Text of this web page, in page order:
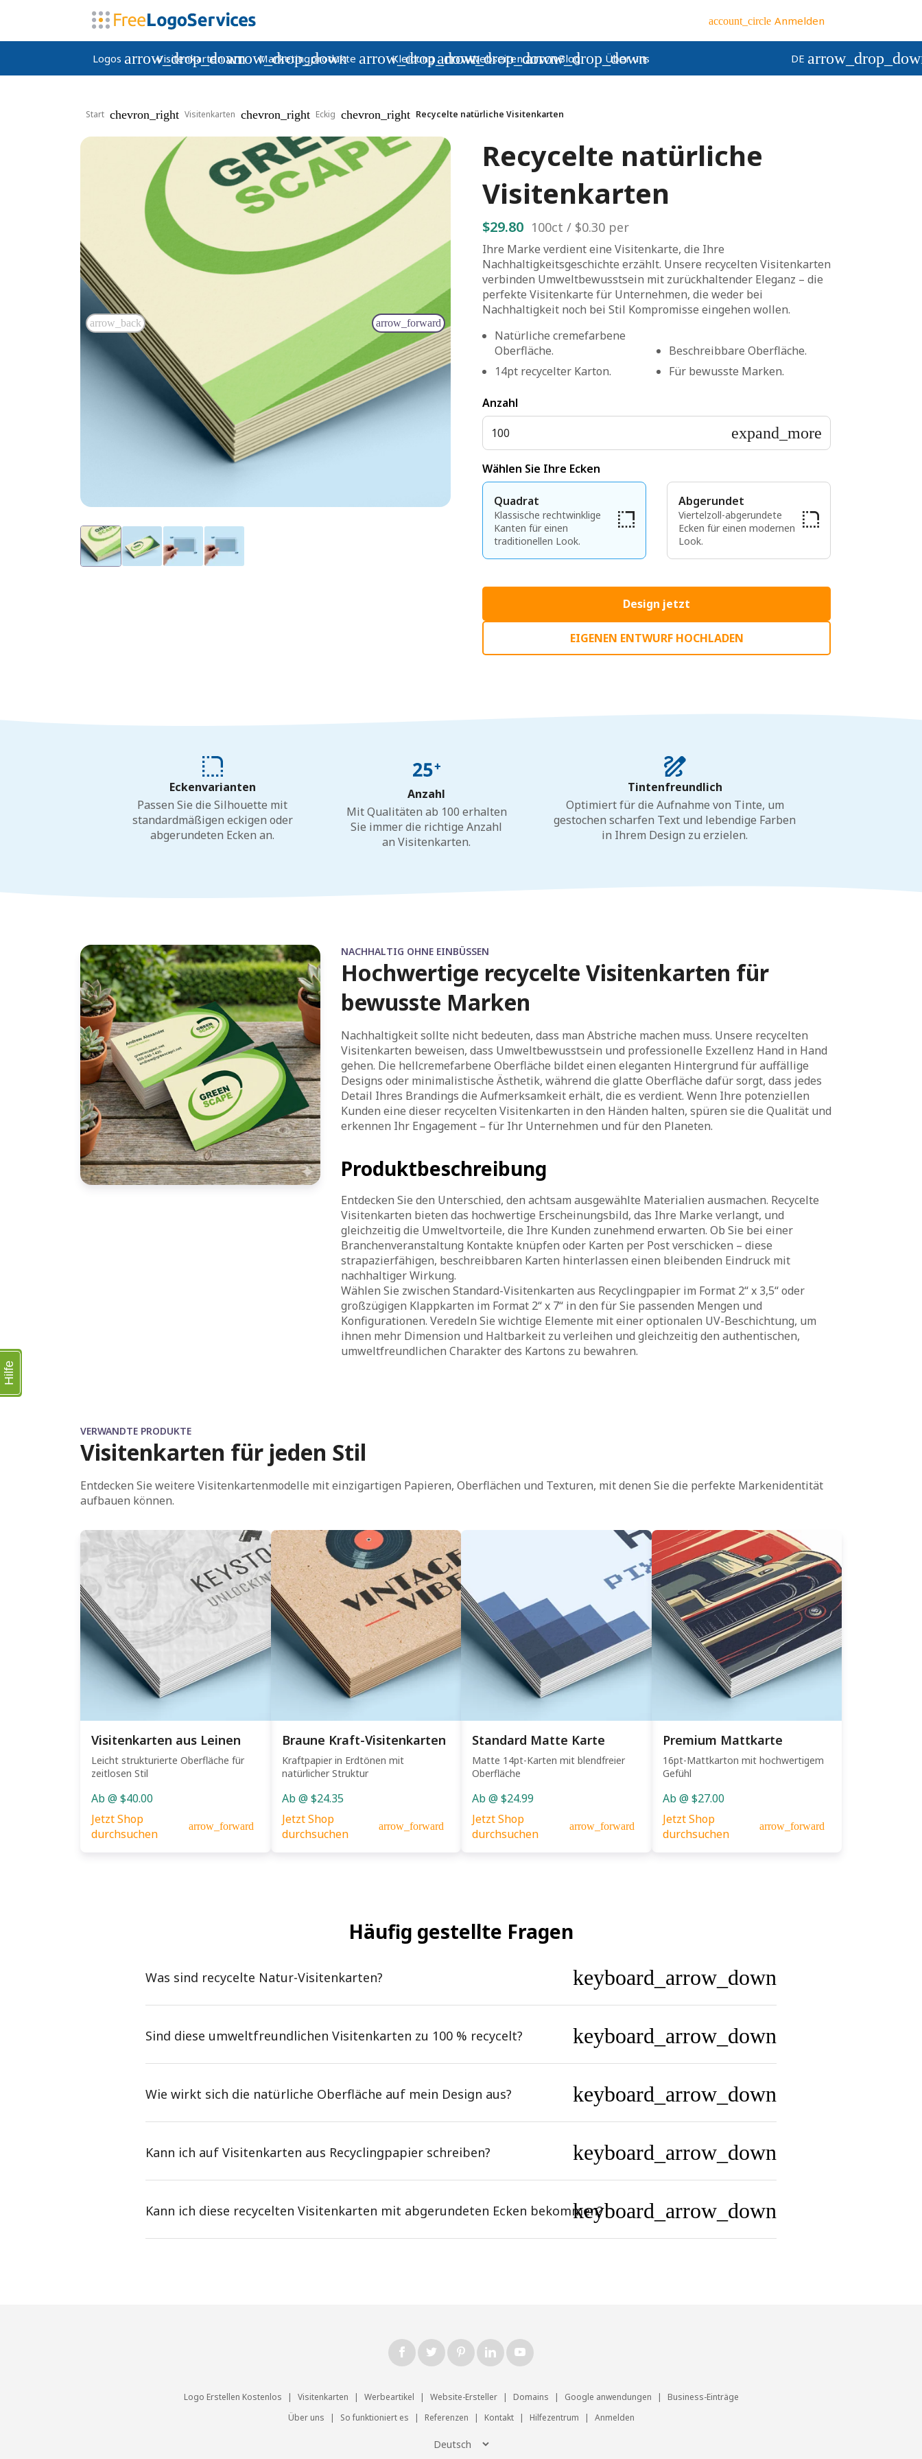
account_circle Anmelden
Logos arrow_drop_down
Visitenkarten arrow_drop_down
Marketingprodukte arrow_drop_down
Kleidung arrow_drop_down
Webseiten arrow_drop_down
Blog Über uns DE
Start chevron_right Visitenkarten chevron_right Eckig chevron_right Recycelte natürliche Visitenkarten
arrow_back arrow_forward
Recycelte natürliche
Visitenkarten
$29.80 100ct / $0.30 per
Ihre Marke verdient eine Visitenkarte, die Ihre
Nachhaltigkeitsgeschichte erzählt. Unsere recycelten Visitenkarten
verbinden Umweltbewusstsein mit zurückhaltender Eleganz – die
perfekte Visitenkarte für Unternehmen, die weder bei
Nachhaltigkeit noch bei Stil Kompromisse eingehen wollen.
Natürliche cremefarbene
Oberfläche.
14pt recycelter Karton.
Beschreibbare Oberfläche.
Für bewusste Marken.
Anzahl
100
expand_more
Wählen Sie Ihre Ecken
Quadrat
Klassische rechtwinklige
Kanten für einen
traditionellen Look.
Abgerundet
Viertelzoll-abgerundete
Ecken für einen modernen
Look.
Design jetzt
EIGENEN ENTWURF HOCHLADEN
Eckenvarianten
Passen Sie die Silhouette mit
standardmäßigen eckigen oder
abgerundeten Ecken an.
Anzahl
Mit Qualitäten ab 100 erhalten
Sie immer die richtige Anzahl
an Visitenkarten.
Tintenfreundlich
Optimiert für die Aufnahme von Tinte, um
gestochen scharfen Text und lebendige Farben
in Ihrem Design zu erzielen.
NACHHALTIG OHNE EINBÜSSEN
Hochwertige recycelte Visitenkarten für
bewusste Marken
Nachhaltigkeit sollte nicht bedeuten, dass man Abstriche machen muss. Unsere recycelten
Visitenkarten beweisen, dass Umweltbewusstsein und professionelle Exzellenz Hand in Hand
gehen. Die hellcremefarbene Oberfläche bildet einen eleganten Hintergrund für auffällige
Designs oder minimalistische Ästhetik, während die glatte Oberfläche dafür sorgt, dass jedes
Detail Ihres Brandings die Aufmerksamkeit erhält, die es verdient. Wenn Ihre potenziellen
Kunden eine dieser recycelten Visitenkarten in den Händen halten, spüren sie die Qualität und
erkennen Ihr Engagement – für Ihr Unternehmen und für den Planeten.
Produktbeschreibung
Entdecken Sie den Unterschied, den achtsam ausgewählte Materialien ausmachen. Recycelte
Visitenkarten bieten das hochwertige Erscheinungsbild, das Ihre Marke verlangt, und
gleichzeitig die Umweltvorteile, die Ihre Kunden zunehmend erwarten. Ob Sie bei einer
Branchenveranstaltung Kontakte knüpfen oder Karten per Post verschicken – diese
strapazierfähigen, beschreibbaren Karten hinterlassen einen bleibenden Eindruck mit
nachhaltiger Wirkung.
Wählen Sie zwischen Standard-Visitenkarten aus Recyclingpapier im Format 2“ x 3,5“ oder
großzügigen Klappkarten im Format 2“ x 7“ in den für Sie passenden Mengen und
Konfigurationen. Veredeln Sie wichtige Elemente mit einer optionalen UV-Beschichtung, um
ihnen mehr Dimension und Haltbarkeit zu verleihen und gleichzeitig den authentischen,
umweltfreundlichen Charakter des Kartons zu bewahren.
VERWANDTE PRODUKTE
Visitenkarten für jeden Stil
Entdecken Sie weitere Visitenkartenmodelle mit einzigartigen Papieren, Oberflächen und Texturen, mit denen Sie die perfekte Markenidentität
aufbauen können.
Visitenkarten aus Leinen
Leicht strukturierte Oberfläche für
zeitlosen Stil
Ab @ $40.00
Jetzt Shop
durchsuchen
arrow_forward
Braune Kraft-Visitenkarten
Kraftpapier in Erdtönen mit
natürlicher Struktur
Ab @ $24.35
Jetzt Shop
durchsuchen
arrow_forward
Standard Matte Karte
Matte 14pt-Karten mit blendfreier
Oberfläche
Ab @ $24.99
Jetzt Shop
durchsuchen
arrow_forward
Premium Mattkarte
16pt-Mattkarton mit hochwertigem
Gefühl
Ab @ $27.00
Jetzt Shop
durchsuchen
arrow_forward
Häufig gestellte Fragen
Was sind recycelte Natur-Visitenkarten? keyboard_arrow_down
Sind diese umweltfreundlichen Visitenkarten zu 100 % recycelt? keyboard_arrow_down
Wie wirkt sich die natürliche Oberfläche auf mein Design aus? keyboard_arrow_down
Kann ich auf Visitenkarten aus Recyclingpapier schreiben? keyboard_arrow_down
Kann ich diese recycelten Visitenkarten mit abgerundeten Ecken bekommen?keyboard_arrow_down
Logo Erstellen Kostenlos | Visitenkarten | Werbeartikel | Website-Ersteller | Domains | Google anwendungen |
Business-Einträge
Über uns
| So funktioniert es | Referenzen | Kontakt | Hilfezentrum | Anmelden
Hilfe